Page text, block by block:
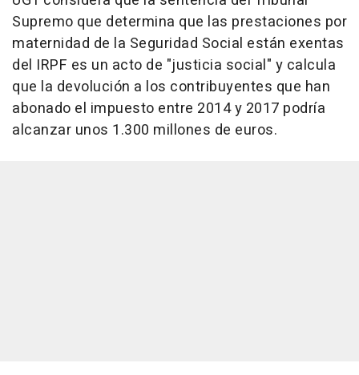
Supremo que determina que las prestaciones por
maternidad de la Seguridad Social están exentas
del IRPF es un acto de "justicia social" y calcula
que la devolución a los contribuyentes que han
abonado el impuesto entre 2014 y 2017 podría
alcanzar unos 1.300 millones de euros.